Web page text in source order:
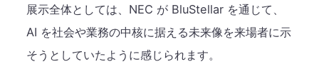
展示全体としては、NEC が BluStellar を通じて、
AI を社会や業務の中核に据える未来像を来場者に示
そうとしていたように感じられます。